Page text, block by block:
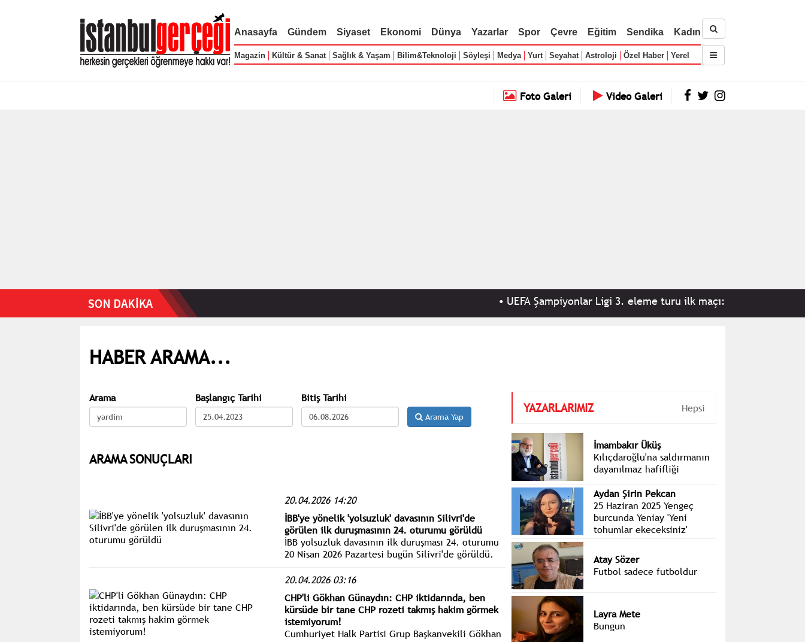
Anasayfa Gündem Siyaset Ekonomi Dünya Yazarlar Spor Çevre Eğitim Sendika Kadın
Magazin Kültür & Sanat Sağlık & Yaşam Bilim&Teknoloji Söyleşi Medya Yurt Seyahat Astroloji Özel Haber Yerel
Foto Galeri Video Galeri
UEFA Şampiyonlar Ligi 3. eleme turu ilk maçı: Fenerbahçe 2-0
HABER ARAMA...
Arama Başlangıç Tarihi Bitiş Tarihi
Arama Yap
ARAMA SONUÇLARI
20.04.2026 14:20
İBB'ye yönelik 'yolsuzluk' davasının Silivri'de
görülen ilk duruşmasının 24. oturumu görüldü
İBB yolsuzluk davasının ilk duruşması 24. oturumu
20 Nisan 2026 Pazartesi bugün Silivri'de görüldü.
hakim karşısında savunma yapmaya devam ediyor.
20.04.2026 03:16
CHP'li Gökhan Günaydın: CHP iktidarında, ben
kürsüde bir tane CHP rozeti takmış hakim görmek
istemiyorum!
Cumhuriyet Halk Partisi Grup Başkanvekili Gökhan
YAZARLARIMIZ Hepsi
İmambakır Üküş
Kılıçdaroğlu'na saldırmanın
dayanılmaz hafifliği
Aydan Şirin Pekcan
25 Haziran 2025 Yengeç
burcunda Yeniay 'Yeni
tohumlar ekeceksiniz'
Atay Sözer
Futbol sadece futboldur
Layra Mete
Bungun